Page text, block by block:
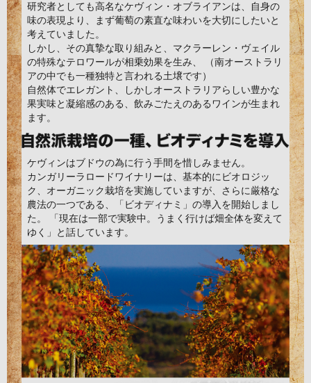
研究者としても高名なケヴィン・オブライアンは、自身の
味の表現より、まず葡萄の素直な味わいを大切にしたいと
考えていました。
しかし、その真摯な取り組みと、マクラーレン・ヴェイル
の特殊なテロワールが相乗効果を生み、 （南オーストラリ
アの中でも一種独特と言われる土壌です）
自然体でエレガント、しかしオーストラリアらしい豊かな
果実味と凝縮感のある、飲みごたえのあるワインが生まれ
ます。
ケヴィンはブドウの為に行う手間を惜しみません。
カンガリーラロードワイナリーは、基本的にビオロジッ
ク、オーガニック栽培を実施していますが、さらに厳格な
農法の一つである、「ビオディナミ」の導入を開始しまし
た。 「現在は一部で実験中。うまく行けば畑全体を変えて
ゆく」と話しています。